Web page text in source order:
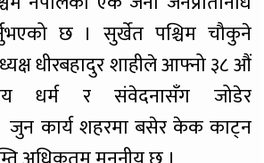
छ । सुर्खेत पश्चिम चौकुने
धीरबहादुर शाहीले आफ्नो ३८ औं
धर्म र संवेदनासँग जोडेर
जुन कार्य शहरमा बसेर केक काट्न